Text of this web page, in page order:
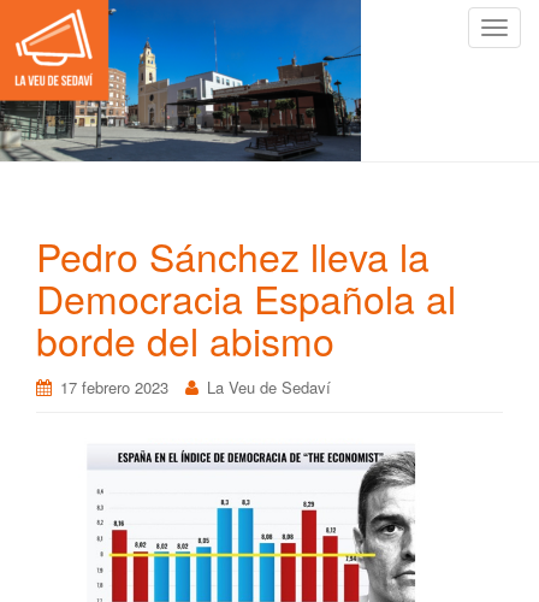
C
Pedro Sánchez lleva la
Democracia Española al
borde del abismo
17 febrero 2023 La Veu de Sedaví